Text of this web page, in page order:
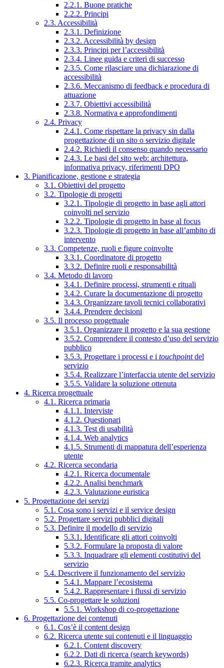
2.2.1. Buone pratiche
2.2.2. Principi
2.3. Accessibilità
2.3.1. Definizione
2.3.2. Accessibilità by design
2.3.3. Principi per l’accessibilità
2.3.4. Linee guida e criteri di successo
2.3.5. Come rilasciare una dichiarazione di
accessibilità
2.3.6. Meccanismo di feedback e procedura di
attuazione
2.3.7. Obiettivi accessibilità
2.3.8. Normativa e approfondimenti
2.4. Privacy
2.4.1. Come rispettare la privacy sin dalla
progettazione di un sito o servizio digitale
2.4.2. Richiedi il consenso quando necessario
2.4.3. Le basi del sito web: architettura,
informativa privacy, riferimenti DPO
3. Pianificazione, gestione e strategia
3.1. Obiettivi del progetto
3.2. Tipologie di progetti
3.2.1. Tipologie di progetto in base agli attori
coinvolti nel servizio
3.2.2. Tipologie di progetto in base al focus
3.2.3. Tipologie di progetto in base all’ambito di
intervento
3.3. Competenze, ruoli e figure coinvolte
3.3.1. Coordinatore di progetto
3.3.2. Definire ruoli e responsabilità
3.4. Metodo di lavoro
3.4.1. Definire processi, strumenti e rituali
3.4.2. Curare la documentazione di progetto
3.4.3. Organizzare tavoli tecnici collaborativi
3.4.4. Prendere decisioni
3.5. Il processo progettuale
3.5.1. Organizzare il progetto e la sua gestione
3.5.2. Comprendere il contesto d’uso del servizio
pubblico
3.5.3. Progettare i processi e i touchpointdel
servizio
3.5.4. Realizzare l’interfaccia utente del servizio
3.5.5. Validare la soluzione ottenuta
4. Ricerca progettuale
4.1. Ricerca primaria
4.1.1. Interviste
4.1.2. Questionari
4.1.3. Test di usabilità
4.1.4. Web analytics
4.1.5. Strumenti di mappatura dell’esperienza
utente
4.2. Ricerca secondaria
4.2.1. Ricerca documentale
4.2.2. Analisi benchmark
4.2.3. Valutazione euristica
5. Progettazione dei servizi
5.1. Cosa sono i servizi e il service design
5.2. Progettare servizi pubblici digitali
5.3. Definire il modello di servizio
5.3.1. Identificare gli attori coinvolti
5.3.2. Formulare la proposta di valore
5.3.3. Inquadrare gli elementi costitutivi del
servizio
5.4. Descrivere il funzionamento del servizio
5.4.1. Mappare l’ecosistema
5.4.2. Rappresentare i flussi di servizio
5.5. Co-progettare le soluzioni
5.5.1. Workshop di co-progettazione
6. Progettazione dei contenuti
6.1. Cos’è il content design
6.2. Ricerca utente sui contenuti e il linguaggio
6.2.1. Content discovery
6.2.2. Dati di ricerca (search keywords)
6.2.3. Ricerca tramite analytics